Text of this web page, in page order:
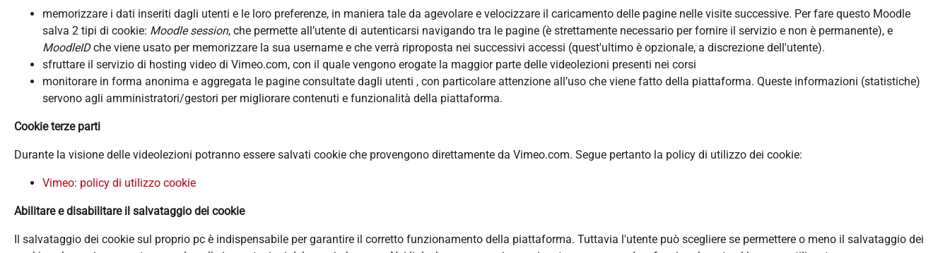
memorizzare i dati inseriti dagli utenti e le loro preferenze, in maniera tale da agevolare e velocizzare il caricamento delle pagine nelle visite successive. Per fare questo Moodle
salva 2 tipi di cookie: Moodle session, che permette all’utente di autenticarsi navigando tra le pagine (è strettamente necessario per fornire il servizio e non è permanente), e
MoodleIDche viene usato per memorizzare la sua username e che verrà riproposta nei successivi accessi (quest'ultimo è opzionale, a discrezione dell'utente).
sfruttare il servizio di hosting video di Vimeo.com, con il quale vengono erogate la maggior parte delle videolezioni presenti nei corsi
monitorare in forma anonima e aggregata le pagine consultate dagli utenti , con particolare attenzione all’uso che viene fatto della piattaforma. Queste informazioni (statistiche)
servono agli amministratori/gestori per migliorare contenuti e funzionalità della piattaforma.
Cookie terze parti
Durante la visione delle videolezioni potranno essere salvati cookie che provengono direttamente da Vimeo.com. Segue pertanto la policy di utilizzo dei cookie:
Vimeo: policy di utilizzo cookie
Abilitare e disabilitare il salvataggio dei cookie
Il salvataggio dei cookie sul proprio pc è indispensabile per garantire il corretto funzionamento della piattaforma. Tuttavia l'utente può scegliere se permettere o meno il salvataggio dei